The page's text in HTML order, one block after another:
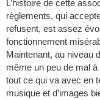
L’histoire de cette
règlements, qui
refusent, est assez
fonctionnement
Maintenant, au niveau
même un peu de mal
tout ce qui va avec en
musique et d’images